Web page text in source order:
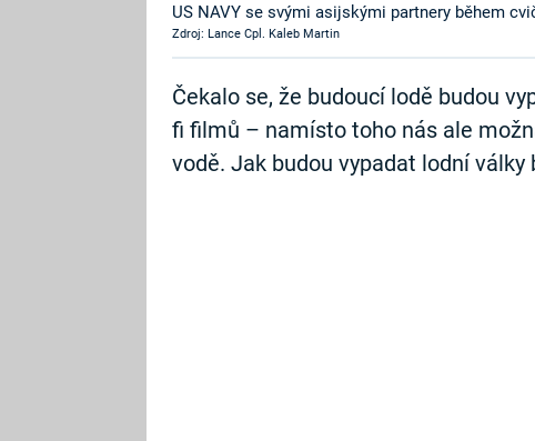
US NAVY se svými asijskými partnery během
Zdroj: Lance Cpl. Kaleb Martin
Čekalo se, že budoucí lodě budou
fi filmů – namísto toho nás ale
vodě. Jak budou vypadat lodní války